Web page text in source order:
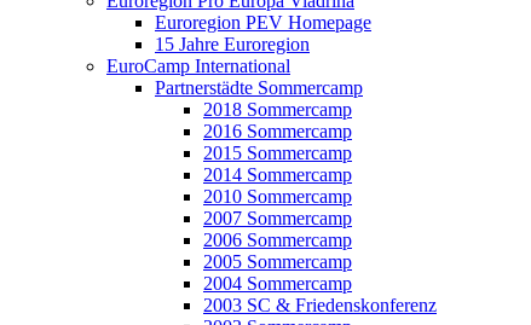
Euroregion PEV Homepage
15 Jahre Euroregion
EuroCamp International
Partnerstädte Sommercamp
2018 Sommercamp
2016 Sommercamp
2015 Sommercamp
2014 Sommercamp
2010 Sommercamp
2007 Sommercamp
2006 Sommercamp
2005 Sommercamp
2004 Sommercamp
2003 SC & Friedenskonferenz